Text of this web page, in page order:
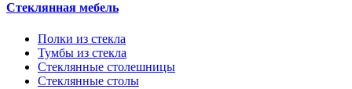
Стеклянная мебель
Полки из стекла
Тумбы из стекла
Стеклянные столешницы
Стеклянные столы